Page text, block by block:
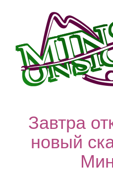
Завтра
новый